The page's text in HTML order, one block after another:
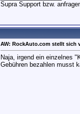
Supra Support bzw.
AW: RockAuto.com stellt sich
Naja, irgend ein einzelnes
Gebühren bezahlen musst